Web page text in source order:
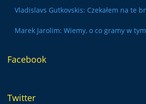
Vladislavs Gutkovskis: Czekałem na te
Marek Jarolim: Wiemy, o co gramy w
Facebook
Twitter